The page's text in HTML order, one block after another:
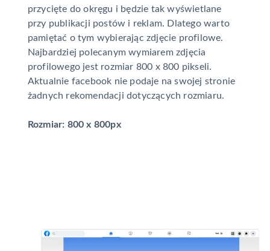
przycięte do okręgu i będzie tak wyświetlane
przy publikacji postów i reklam. Dlatego warto
pamiętać o tym wybierając zdjęcie profilowe.
Najbardziej polecanym wymiarem zdjęcia
profilowego jest rozmiar 800 x 800 pikseli.
Aktualnie facebook nie podaje na swojej stronie
żadnych rekomendacji dotyczących rozmiaru.
Rozmiar: 800 x 800px